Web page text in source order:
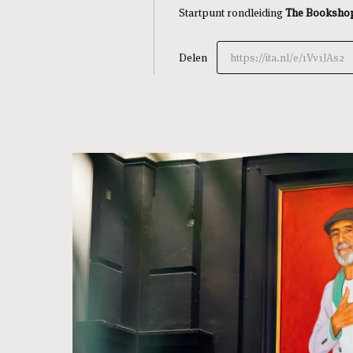
Startpunt rondleidingThe
Delen https://ita.nl/e/1Vv1JAs2